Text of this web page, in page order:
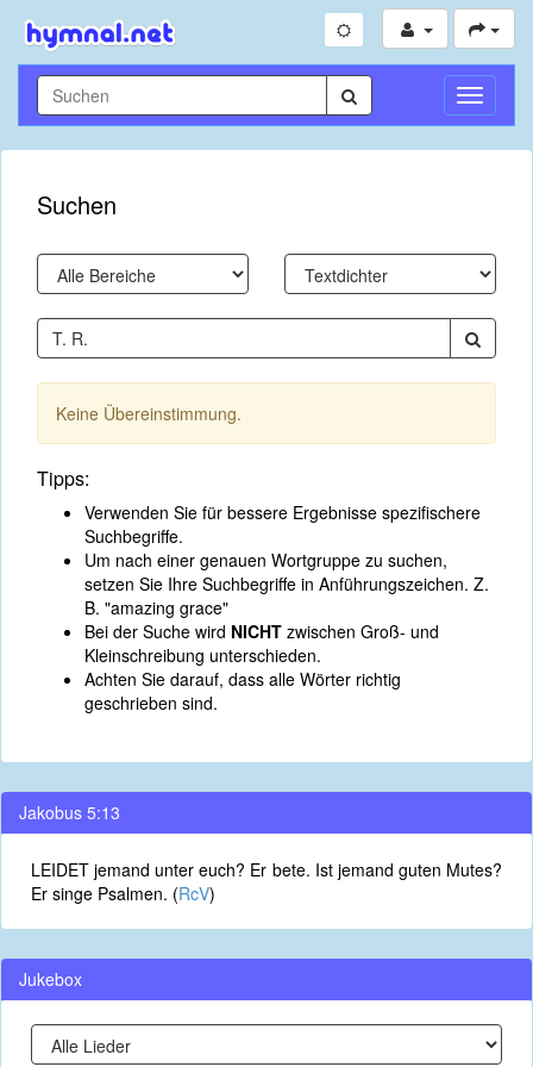
Suchen
Keine Übereinstimmung.
Tipps:
Verwenden Sie für bessere Ergebnisse spezifischere
Suchbegriffe.
Um nach einer genauen Wortgruppe zu suchen,
setzen Sie Ihre Suchbegriffe in Anführungszeichen. Z.
B. "amazing grace"
Bei der Suche wird NICHT zwischen Groß- und
Kleinschreibung unterschieden.
Achten Sie darauf, dass alle Wörter richtig
geschrieben sind.
Jakobus 5:13
LEIDET jemand unter euch? Er bete. Ist jemand guten Mutes?
Er singe Psalmen. (RcV)
Jukebox